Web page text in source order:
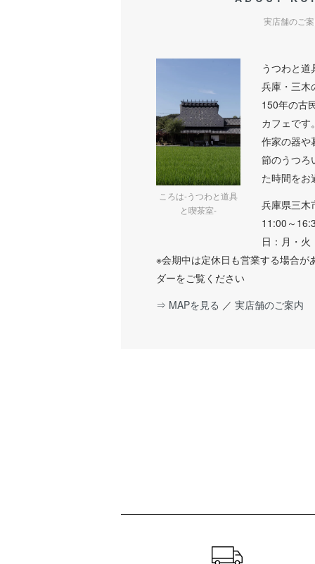
実店舗のご
ころは-うつわと道具
と喫茶室-
うつわと道
兵庫・三木
150年の古
カフェです。
作家の器や
節のうつろ
た時間をお
兵庫県三木
11:00～
日：月・火
※会期中は定休日も営業する場合が
ダーをご覧ください
⇒ MAPを見る ／ 実店舗のご案内